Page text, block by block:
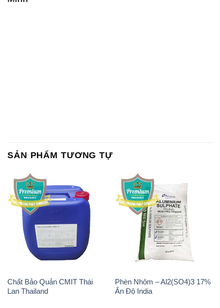
SẢN PHẨM TƯƠNG TỰ
Chất Bảo Quản CMIT Thái
Lan Thailand
Phèn Nhôm – Al2(SO4)3 17%
Ấn Độ India